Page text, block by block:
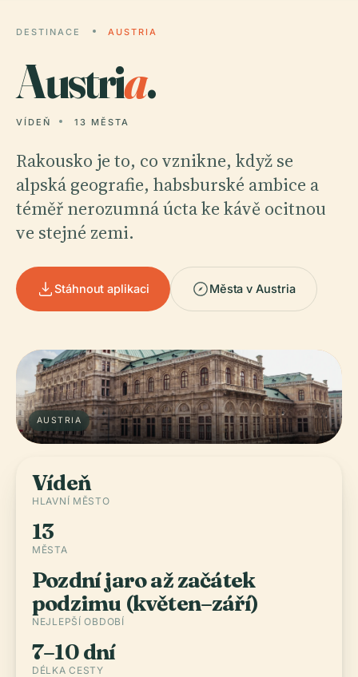
DESTINACE AUSTRIA
Austria.
VÍDEŇ 13 MĚSTA
Rakousko je to, co vznikne, když se
alpská geografie, habsburské ambice a
téměř nerozumná úcta ke kávě ocitnou
ve stejné zemi.
Stáhnout aplikaci Města v Austria
AUSTRIA
Vídeň
HLAVNÍ MĚSTO
13
MĚSTA
Pozdní jaro až začátek
podzimu (květen–září)
NEJLEPŠÍ OBDOBÍ
7–10 dní
DÉLKA CESTY